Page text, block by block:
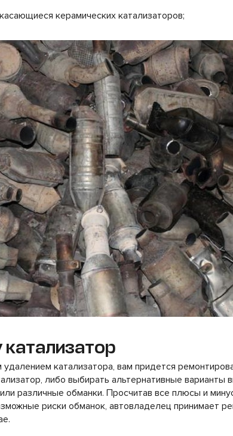
керамических катализаторов;
катализатора, вам придется
либо выбирать альтернативные варианты
различные обманки. Просчитав все плюсы и
риски обманок, автовладелец принимает